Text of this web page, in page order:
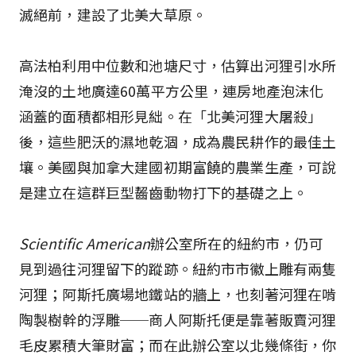
滅絕前，建設了北美大草原。
高法柏利用中位數和池塘尺寸，估算出河狸引水所
淹沒的土地廣達60萬平方公里，連房地產泡沫化
涵蓋的面積都相形見絀。在「北美河狸大屠殺」
後，這些肥沃的濕地乾涸，成為農民耕作的最佳土
壤。美國與加拿大建國初期富饒的農業生產，可說
是建立在這群巨型齧齒動物打下的基礎之上。
Scientific American辦公室所在的紐約市，仍可
見到過往河狸留下的蹤跡。紐約市市徽上雕有兩隻
河狸；阿斯托廣場地鐵站的牆上，也刻著河狸在啃
陶製樹幹的浮雕──商人阿斯托便是靠著販賣河狸
毛皮累積大筆財富；而在此辦公室以北幾條街，你